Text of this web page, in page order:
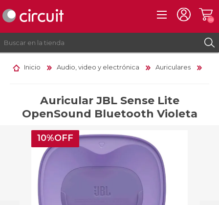
INICIAR SESIÓN
(0)
Inicio Audio, video y electrónica Auriculares
Auricular JBL Sense Lite
OpenSound Bluetooth Violeta
10%OFF